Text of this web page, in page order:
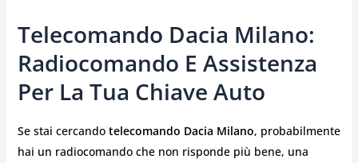
Telecomando Dacia Milano:
Radiocomando E Assistenza
Per La Tua Chiave Auto
Se stai cercando telecomando Dacia Milano, probabilmente
hai un radiocomando che non risponde più bene, una